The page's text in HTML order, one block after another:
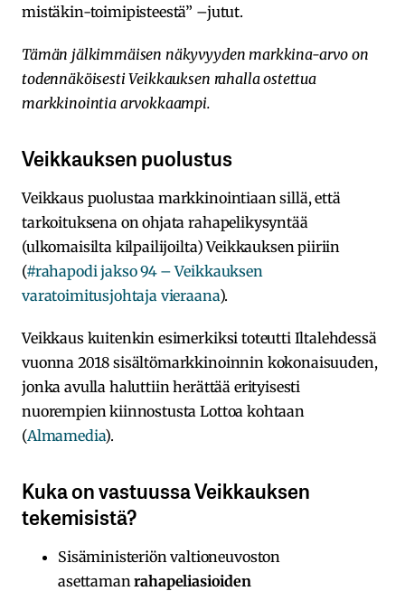
mistäkin-toimipisteestä” –jutut.
Tämän jälkimmäisen näkyvyyden markkina-arvo on
todennäköisesti Veikkauksen rahalla ostettua
markkinointia arvokkaampi.
Veikkauksen puolustus
Veikkaus puolustaa markkinointiaan sillä, että
tarkoituksena on ohjata rahapelikysyntää
(ulkomaisilta kilpailijoilta) Veikkauksen piiriin
(#rahapodi jakso 94 – Veikkauksen
varatoimitusjohtaja vieraana).
Veikkaus kuitenkin esimerkiksi toteutti Iltalehdessä
vuonna 2018 sisältömarkkinoinnin kokonaisuuden,
jonka avulla haluttiin herättää erityisesti
nuorempien kiinnostusta Lottoa kohtaan
(Almamedia).
Kuka on vastuussa Veikkauksen
tekemisistä?
Sisäministeriön valtioneuvoston
asettaman rahapeliasioiden